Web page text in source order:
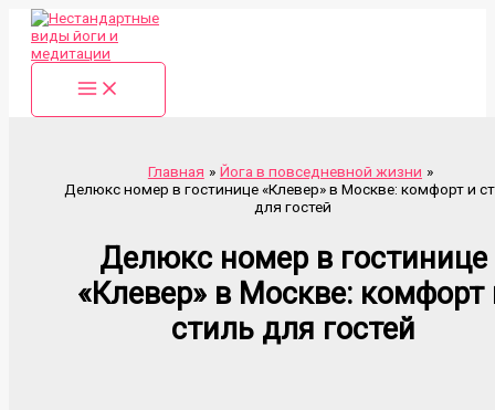
Перейти
содержимому
Главная
Йога в повседневной жизни
Делюкс номер в гостинице «Клевер» в Москве: комфорт и
для гостей
Делюкс номер в гостинице
«Клевер» в Москве: комфорт
стиль для гостей